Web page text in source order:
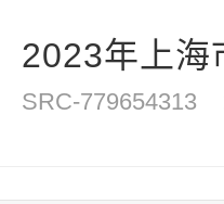
2023年上海
SRC-779654313